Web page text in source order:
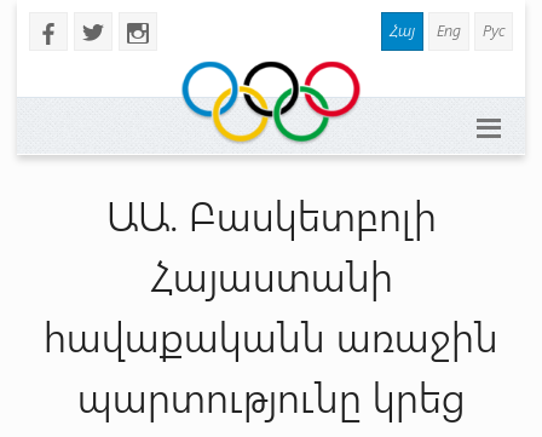
b a x Հայ Eng Рус
ԱԱ. Բասկետբոլի
Հայաստանի
հավաքականն առաջին
պարտությունը կրեց